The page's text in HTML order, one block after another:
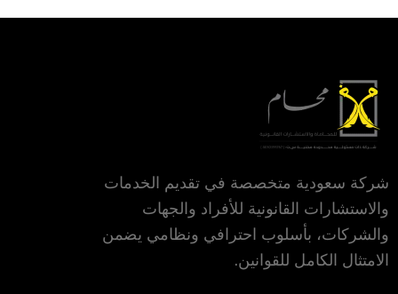
شركة سعودية متخصصة في تقديم الخدمات
والاستشارات القانونية للأفراد والجهات
والشركات، بأسلوب احترافي ونظامي يضمن
الامتثال الكامل للقوانين.